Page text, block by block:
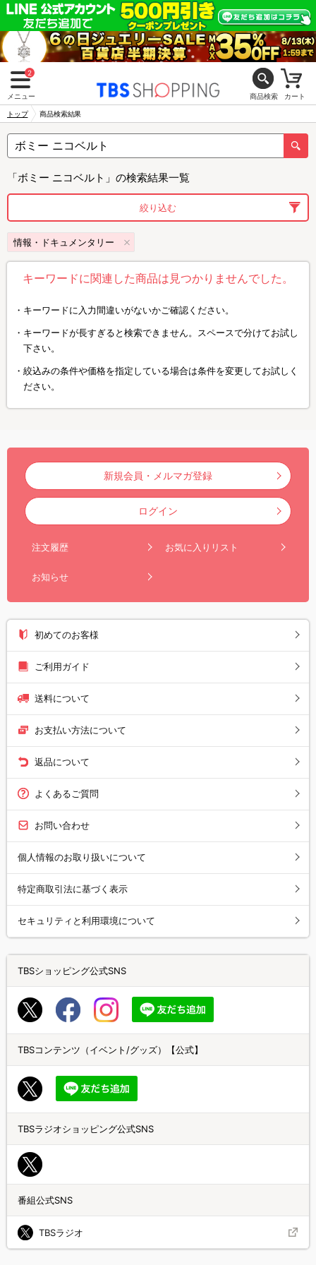
2
メニュー 商品検索 カート
トップ 商品検索結果
「ボミー ニコベルト」の検索結果一覧
絞り込む
情報・ドキュメンタリー
キーワードに関連した商品は見つかりませんでした。
キーワードに入力間違いがないかご確認ください。
キーワードが長すぎると検索できません。スペースで分けてお試し
下さい。
絞込みの条件や価格を指定している場合は条件を変更してお試しく
ださい。
新規会員・メルマガ登録
ログイン
注文履歴 お気に入りリスト
お知らせ
初めてのお客様
ご利用ガイド
送料について
お支払い方法について
返品について
よくあるご質問
お問い合わせ
個人情報のお取り扱いについて
特定商取引法に基づく表示
セキュリティと利用環境について
TBSショッピング公式SNS
TBSコンテンツ（イベント/グッズ）【公式】
TBSラジオショッピング公式SNS
番組公式SNS
TBSラジオ